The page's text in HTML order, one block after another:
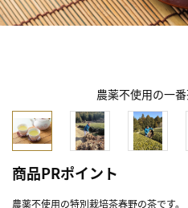
農薬不使用の一番
商品PRポイント
農薬不使用の特別栽培茶春野の茶です。